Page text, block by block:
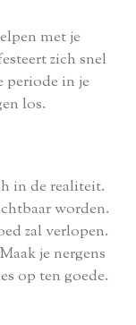
met je
zich snel
periode in je
los.
in de realiteit.
worden.
zal verlopen.
je nergens
op ten goede.